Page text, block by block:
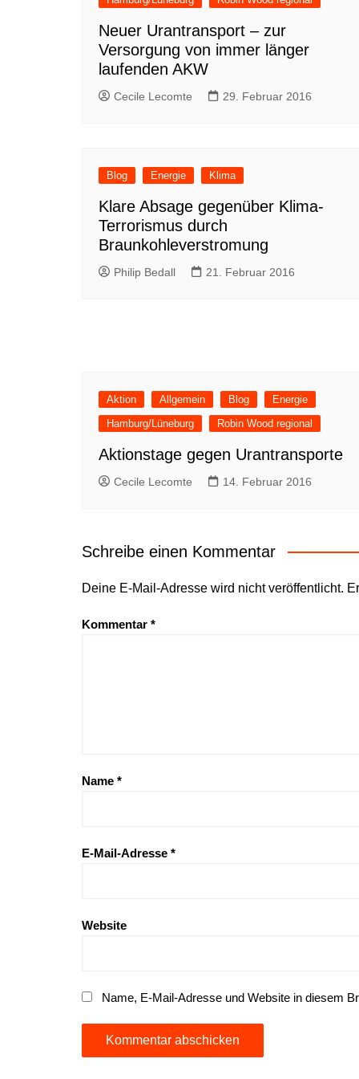
Neuer Urantransport – zur
Versorgung von immer länger
laufenden AKW
Cecile Lecomte 29. Februar 2016
Blog Energie Klima
Klare Absage gegenüber Klima-
Terrorismus durch
Braunkohleverstromung
Philip Bedall 21. Februar 2016
Aktion Allgemein Blog
Energie
Hamburg/Lüneburg
Robin Wood regional
Aktionstage gegen Urantransporte
Cecile Lecomte 14. Februar 2016
Schreibe einen Kommentar
Deine E-Mail-Adresse wird nicht veröffentlicht.
Kommentar *
Name *
E-Mail-Adresse *
Website
Name, E-Mail-Adresse und Website in diesem